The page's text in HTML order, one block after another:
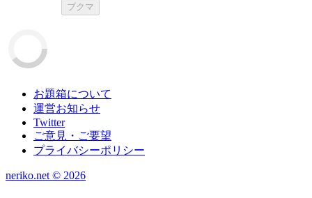
ブクマ
お題箱について
運営お知らせ
Twitter
ご意見・ご要望
プライバシーポリシー
neriko.net © 2026